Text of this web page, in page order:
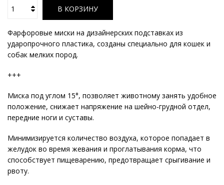
В КОРЗИНУ
Фарфоровые миски на дизайнерских подставках из
ударопрочного пластика, созданы специально для кошек и
собак мелких пород.
+++
Миска под углом 15°, позволяет животному занять удобное
положение, снижает напряжение на шейно-грудной отдел,
передние ноги и суставы.
Минимизируется количество воздуха, которое попадает в
желудок во время жевания и проглатывания корма, что
способствует пищеварению, предотвращает срыгивание и
рвоту.